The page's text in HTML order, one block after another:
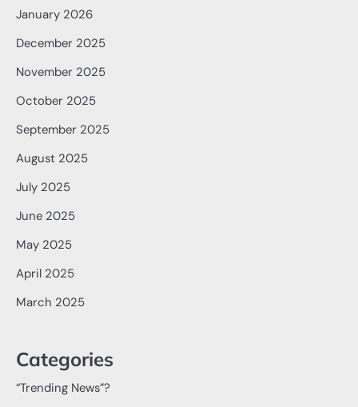
January 2026
December 2025
November 2025
October 2025
September 2025
August 2025
July 2025
June 2025
May 2025
April 2025
March 2025
Categories
“Trending News”?